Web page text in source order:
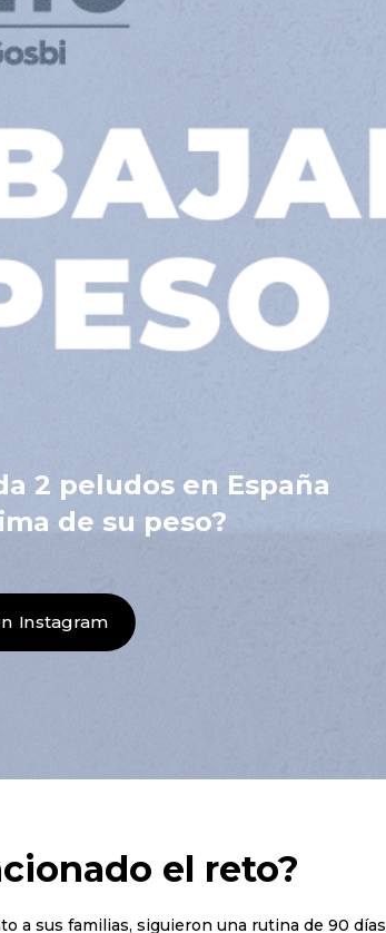
2 peludos en España
de su peso?
Instagram
el reto?
a sus familias, siguieron una rutina de 90 días